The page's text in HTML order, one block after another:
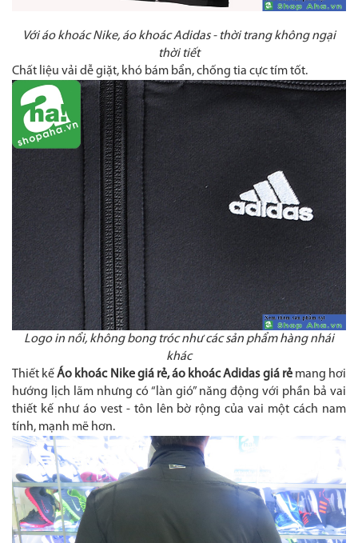
Với áo khoác Nike, áo khoác Adidas - thời trang không ngại
thời tiết
Chất liệu vải dễ giặt, khó bám bẩn, chống tia cực tím tốt.
Logo in nổi, không bong tróc như các sản phẩm hàng nhái
khác
Thiết kếÁo khoác Nike giá rẻ, áo khoác Adidas giá rẻmang hơi
hướng lịch lãm nhưng có “làn gió” năng động với phần bả vai
thiết kế như áo vest - tôn lên bờ rộng của vai một cách nam
tính, mạnh mẽ hơn.